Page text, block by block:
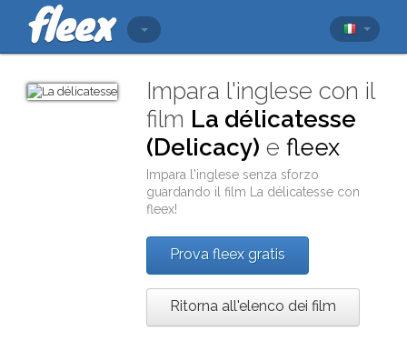
Impara l'inglese con il
film La délicatesse
(Delicacy) efleex
Impara l'inglese senza sforzo
guardando il film
La délicatesse con
fleex!
Prova fleex gratis
Ritorna all'elenco dei film